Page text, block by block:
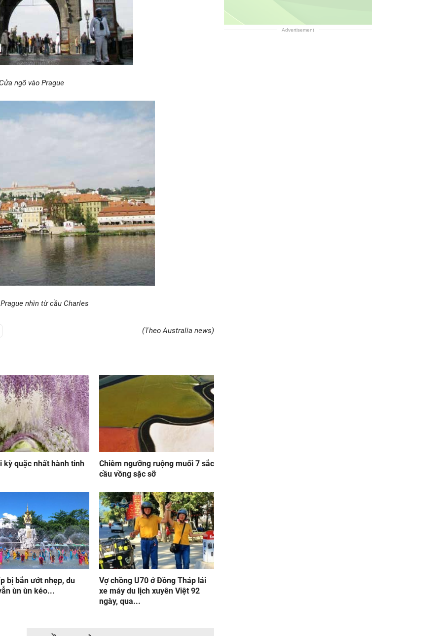
ngõ vào Prague
nhìn từ cầu Charles
(Theo Australia news)
kỳ quặc nhất hành tinh
Chiêm ngưỡng ruộng muối 7 sắc
cầu vồng sặc sỡ
bị bắn ướt nhẹp, du
ùn ùn kéo...
Vợ chồng U70 ở Đồng Tháp lái
xe máy du lịch xuyên Việt 92
ngày, qua...
Advertisement